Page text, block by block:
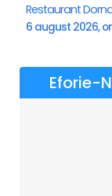
6 august 2026,
Eforie-